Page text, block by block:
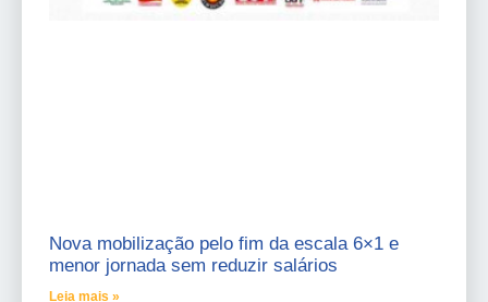
Nova mobilização pelo fim da escala 6×1 e
menor jornada sem reduzir salários
Leia mais »